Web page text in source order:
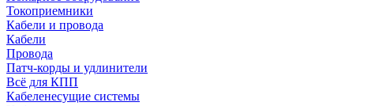
Токоприемники
Кабели и провода
Кабели
Провода
Патч-корды и удлинители
Всё для КПП
Кабеленесущие системы